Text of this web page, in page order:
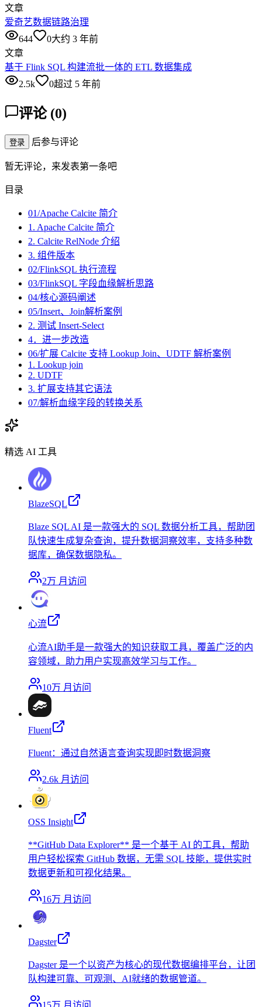
文章
爱奇艺数据链路治理
644
0大约 3 年前
文章
基于 Flink SQL 构建流批一体的 ETL 数据集成
2.5k
0超过 5 年前
评论 (0)
登录 后参与评论
暂无评论，来发表第一条吧
目录
01/Apache Calcite 简介
1. Apache Calcite 简介
2. Calcite RelNode 介绍
3. 组件版本
02/FlinkSQL 执行流程
03/FlinkSQL 字段血缘解析思路
04/核心源码阐述
05/Insert、Join解析案例
2. 测试 Insert-Select
4．进一步改造
06/扩展 Calcite 支持 Lookup Join、UDTF 解析案例
1. Lookup join
2. UDTF
3. 扩展支持其它语法
07/解析血缘字段的转换关系
精选 AI 工具
BlazeSQL
Blaze SQL AI 是一款强大的 SQL 数据分析工具，帮助团
队快速生成复杂查询，提升数据洞察效率，支持多种数
据库，确保数据隐私。
2万 月访问
心流
心流AI助手是一款强大的知识获取工具，覆盖广泛的内
容领域，助力用户实现高效学习与工作。
10万 月访问
Fluent
Fluent：通过自然语言查询实现即时数据洞察
2.6k 月访问
OSS Insight
**GitHub Data Explorer** 是一个基于 AI 的工具，帮助
用户轻松探索 GitHub 数据，无需 SQL 技能，提供实时
数据更新和可视化结果。
16万 月访问
Dagster
Dagster 是一个以资产为核心的现代数据编排平台，让团
队构建可靠、可观测、AI就绪的数据管道。